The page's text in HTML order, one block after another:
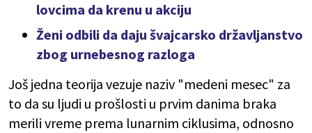
lovcima da krenu u akciju
Ženi odbili da daju švajcarsko državljanstvo
zbog urnebesnog razloga
Još jedna teorija vezuje naziv "medeni mesec" za
to da su ljudi u prošlosti u prvim danima braka
merili vreme prema lunarnim ciklusima, odnosno